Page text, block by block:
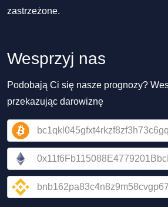
zastrzeżone.
Wesprzyj nas
Podobają Ci się nasze prognozy?
przekazując darowiznę